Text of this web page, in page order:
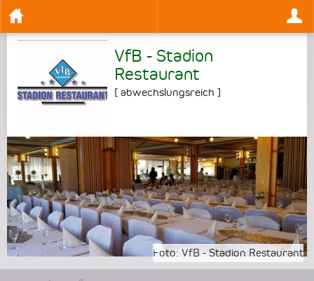
VfB - Stadion
Restaurant
[ abwechslungsreich ]
Foto: VfB - Stadion Restaurant
•